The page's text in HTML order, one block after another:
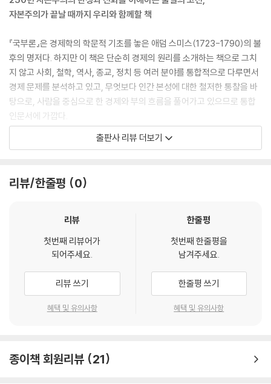
1) 지대에 비례하지 않고 토지 생산물에 비례하는 세금
제2조. 이윤에 부과되는 세금
1) 자본에서 발생한 수입에 부과되는 세금
2) 특정 사업의 이윤에 부과되는 세금
제1조와 2조의 부록: 토지, 가옥, 자본 가치에 부과되는 세금
제3조. 노동 임금에 부과되는 세금
제4조. 모든 종류의 수입에 무차별적으로 부과할 의도가 있는 세금
1) 인두세
2) 소비재에 부과되는 세금
애덤 스미스 연보
자본주의가 끝날 때까지 우리와 함께할 책
『국부론』은 경제학의 학문적 기초를 놓은 애덤 스미스(1723-1790)의 불
후의 명저다. 하지만 이 책은 단순히 경제의 원리를 소개하는 책으로 그치
지 않고 사회, 철학, 역사, 종교, 정치 등 여러 분야를 통합적으로 다루면서
경제 문제를 분석하고 있고, 무엇보다 인간 본성에 대한 철저한 통찰을 바
탕으로, 사람을 중심으로 한 경제와 부의 흐름을 풀어가고 있으므로 통합
인문서에 가깝다.
6천 년의 역사 동안 인류는 당연히 경제활동을 해왔다. 대부분은 물물교환
체계에 대해 깊이 있게 연구하거나 이해하는 데는 한계가 있었다.
스미스는 이 책에서 역사상 최초로, 경제활동의 본질을 개인 차원을 넘어
인은 물론 사회와 국가의 경제활동이 어떻게 이루어지는지 상세히 관찰하
고, 그 안에서 자본이 어떻게 축적되고 투자되는지, 그리고 그 결과 국부가
어떻게 생성되는지를 명확하게 설명했다.
그렇다면 250년이 지난 지금도 고전 중의 고전으로서, 수많은 석학과 사
써 근대 과학의 시작을 알렸다. 마찬가지로, 이 책은 인간 사회의 경제적 행
출판사 리뷰 더보기
리뷰/한줄평 0
리뷰
첫번째 리뷰어가
되어주세요.
리뷰 쓰기
혜택 및 유의사항
한줄평
첫번째 한줄평을
남겨주세요.
한줄평 쓰기
혜택 및 유의사항
종이책 회원리뷰 21